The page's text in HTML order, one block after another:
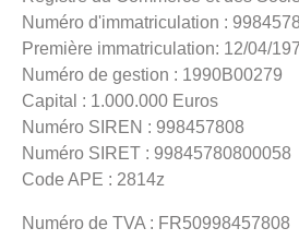
Numéro d'immatriculation :
Première immatriculation: 12/04/
Numéro de gestion : 1990B00279
Capital : 1.000.000 Euros
Numéro SIREN : 998457808
Numéro SIRET : 99845780800058
Code APE : 2814z
Numéro de TVA : FR50998457808